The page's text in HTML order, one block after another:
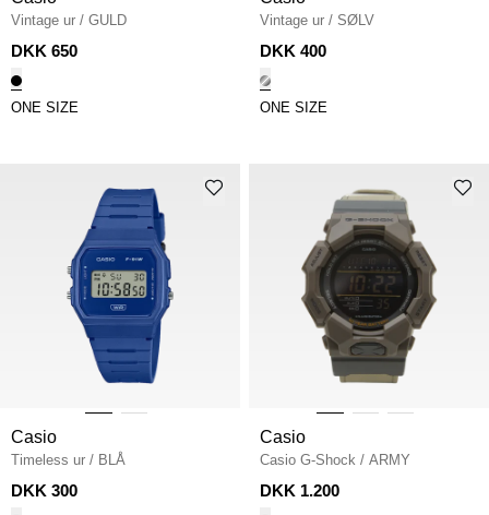
Vintage ur / GULD
DKK 650
ONE SIZE
Vintage ur / SØLV
DKK 400
ONE SIZE
Casio
Timeless ur / BLÅ
DKK 300
Casio
Casio G-Shock / ARMY
DKK 1.200